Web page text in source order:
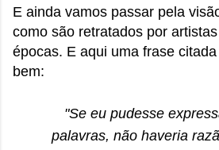
E ainda vamos passar pela
como são retratados por
épocas. E aqui uma frase
bem:
"Se eu pudesse
palavras, não haveria